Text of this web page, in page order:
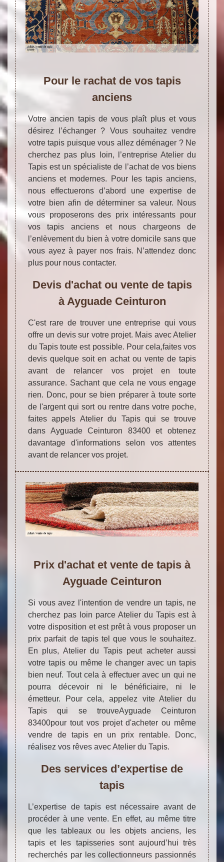
Pour le rachat de vos tapis
anciens
Votre ancien tapis de vous plaît plus et vous
désirez l’échanger ? Vous souhaitez vendre
votre tapis puisque vous allez déménager ? Ne
cherchez pas plus loin, l’entreprise Atelier du
Tapis est un spécialiste de l’achat de vos biens
anciens et modernes. Pour les tapis anciens,
nous effectuerons d’abord une expertise de
votre bien afin de déterminer sa valeur. Nous
vous proposerons des prix intéressants pour
vos tapis anciens et nous chargeons de
l’enlèvement du bien à votre domicile sans que
vous ayez à payer nos frais. N’attendez donc
plus pour nous contacter.
Devis d'achat ou vente de tapis
à Ayguade Ceinturon
C'est rare de trouver une entreprise qui vous
offre un devis sur votre projet. Mais avec Atelier
du Tapis toute est possible. Pour cela,faites vos
devis quelque soit en achat ou vente de tapis
avant de relancer vos projet en toute
assurance. Sachant que cela ne vous engage
rien. Donc, pour se bien préparer à toute sorte
de l'argent qui sort ou rentre dans votre poche,
faites appels Atelier du Tapis qui se trouve
dans Ayguade Ceinturon 83400 et obtenez
davantage d'informations selon vos attentes
avant de relancer vos projet.
Prix d'achat et vente de tapis à
Ayguade Ceinturon
Si vous avez l'intention de vendre un tapis, ne
cherchez pas loin parce Atelier du Tapis est à
votre disposition et est prêt à vous proposer un
prix parfait de tapis tel que vous le souhaitez.
En plus, Atelier du Tapis peut acheter aussi
votre tapis ou même le changer avec un tapis
bien neuf. Tout cela à effectuer avec un qui ne
pourra décevoir ni le bénéficiaire, ni le
émetteur. Pour cela, appelez vite Atelier du
Tapis qui se trouveAyguade Ceinturon
83400pour tout vos projet d'acheter ou même
vendre de tapis en un prix rentable. Donc,
réalisez vos rêves avec Atelier du Tapis.
Des services d’expertise de
tapis
L’expertise de tapis est nécessaire avant de
procéder à une vente. En effet, au même titre
que les tableaux ou les objets anciens, les
tapis et les tapisseries sont aujourd’hui très
recherchés par les collectionneurs passionnés